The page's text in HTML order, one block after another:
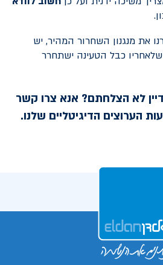
את מנגנון השחרור המהיר, יש
כבל הטעינה ישתחרר
לא הצלחתם? אנא צרו קשר
הערוצים הדיגיטליים שלנו.